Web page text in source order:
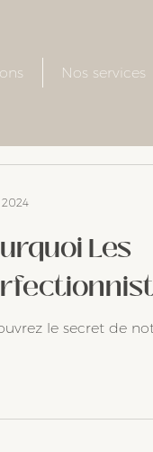
Nos services
Les
le secret de
2024